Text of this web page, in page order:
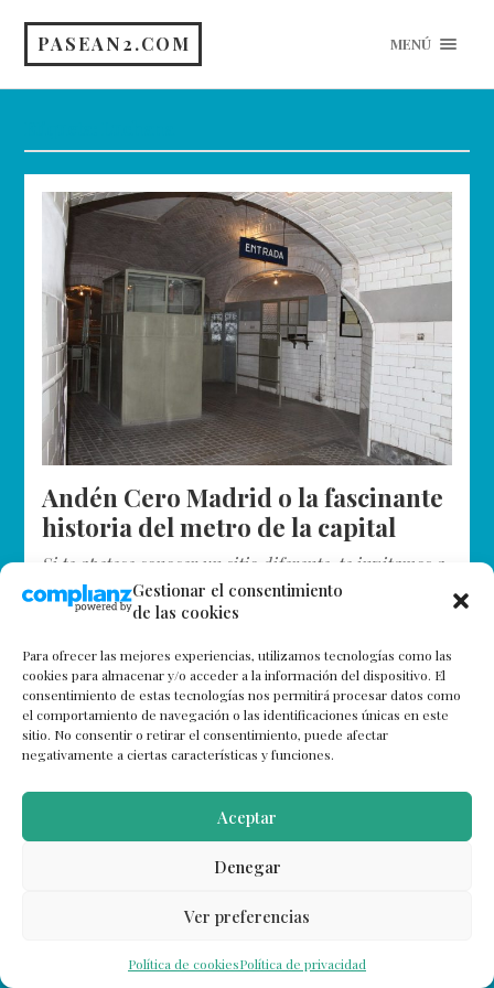
Gestionar el consentimiento
de las cookies
Para ofrecer las mejores experiencias, utilizamos tecnologías como las
cookies para almacenar y/o acceder a la información del dispositivo. El
consentimiento de estas tecnologías nos permitirá procesar datos como
el comportamiento de navegación o las identificaciones únicas en este
sitio. No consentir o retirar el consentimiento, puede afectar
negativamente a ciertas características y funciones.
Aceptar
Denegar
Ver preferencias
Política de cookiesPolítica de privacidad
PASEAN2.COM MENÚ
Andén Cero Madrid o la fascinante
historia del metro de la capital
Si te apetece conocer un sitio diferente, te invitamos a
visitar Andén 0 Madrid, en Chamberí. Situado en una
antigua estación de metro, la misma que da nombre…